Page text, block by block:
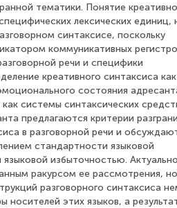
тематики. Понятие
лексических единиц,
синтаксисе, поскольку
коммуникативных
речи и специфики
креативного синтаксиса как
состояния
системы синтаксических
предлагаются критерии
в разговорной речи и
стандартности языковой
избыточностью.
ракурсом ее рассмотрения,
разговорного синтаксиса
носителей этих языков, а